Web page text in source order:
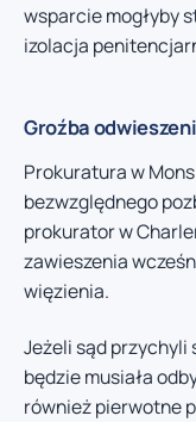
wsparcie mogłyby
izolacja
Groźba
Prokuratura w
bezwzględnego
prokurator w
zawieszenia
więzienia.
Jeżeli sąd przychyli
będzie musiała
również pierwotne